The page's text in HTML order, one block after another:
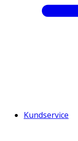
Kundservice